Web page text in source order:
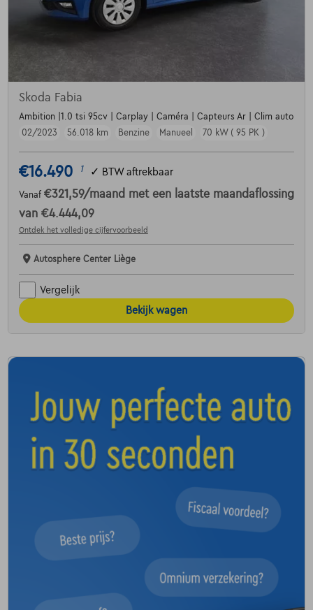
Skoda Fabia
Ambition |1.0 tsi 95cv | Carplay | Caméra | Capteurs Ar | Clim auto
02/2023
56.018 km Benzine Manueel 70 kW ( 95 PK )
€16.490 1 ✓ BTW aftrekbaar
Vanaf €321,59/maand met een laatste maandaflossing
van €4.444,09
Ontdek het volledige cijfervoorbeeld
Autosphere Center Liège
Vergelijk
Bekijk wagen